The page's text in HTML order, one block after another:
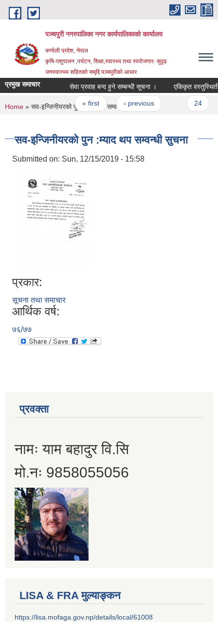
Skip to main content
पञ्चपुरी नगरपालिका नगर कार्यपालिकाको कार्यालय
कर्णाली प्रदेश, नेपाल
कृषि-पशुपालन ,पर्यटन, शिक्षा,स्वास्थ्य तथा स्वरोजगारः सुदृढ
जनस्वास्थ्य सहितको समृद्दि पञ्चपुरीको आधार
प्रमुख समाचार सेवा प्रवाह बन्द हुने सम्बन्धी सूचना । एकिकृत वस्तुस्थिती
Pages
« first ‹ previous
You are here
Home » सव-इन्जिनीयरको पुन :म्याद थप सम्वन्धी सुचना
सव-इन्जिनीयरको पुन :म्याद थप सम्वन्धी सुचना
Submitted on: Sun, 12/15/2019 - 15:58
प्रकार:
सूचना तथा समाचार
आर्थिक वर्ष:
७६/७७
प्रवक्ता
नामः याम बहादुर वि.सि
मो.नः 9858055056
LISA & FRA मुल्याङ्कन
https://lisa.mofaga.gov.np/details/local/61008